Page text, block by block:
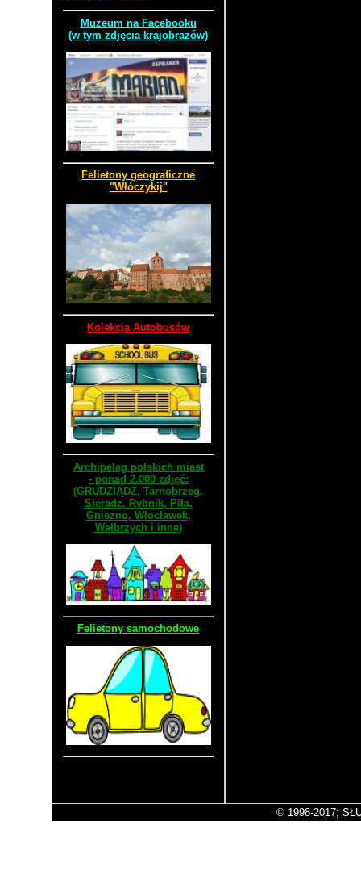
Muzeum na Facebooku
(w tym zdjęcia krajobrazów)
Felietony geograficzne
"Włóczykij"
Kolekcja Autobusów
Archipelag polskich miast
- ponad 2.000 zdjęć:
(GRUDZIĄDZ, Tarnobrzeg,
Sieradz, Rybnik, Piła,
Gniezno, Włocławek,
Wałbrzych i inne)
Felietony samochodowe
© 1998-2017;